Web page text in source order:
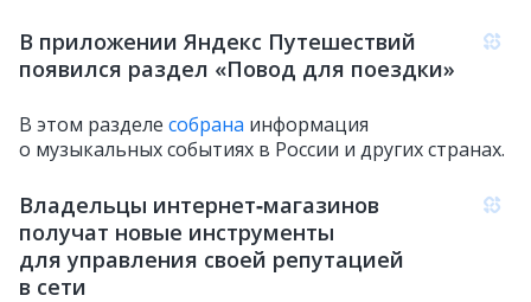
В приложении Яндекс Путешествий
появился раздел «Повод для поездки»
В этом разделе собрана информация
о музыкальных событиях в России и других странах.
Владельцы интернет‑магазинов
получат новые инструменты
для управления своей репутацией
в сети